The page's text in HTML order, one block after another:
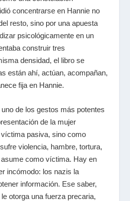
concentrarse en Hannie no
resto, sino por una apuesta
psicológicamente en un
construir tres
densidad, el libro se
están ahí, actúan, acompañan,
fija en Hannie.
de los gestos más potentes
de la mujer
pasiva, sino como
violencia, hambre, tortura,
como víctima. Hay en
incómodo: los nazis la
información. Ese saber,
otorga una fuerza precaria,